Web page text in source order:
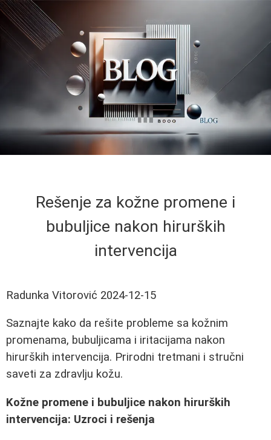
Rešenje za kožne promene i
bubuljice nakon hirurških
intervencija
Radunka Vitorović 2024-12-15
Saznajte kako da rešite probleme sa kožnim
promenama, bubuljicama i iritacijama nakon
hirurških intervencija. Prirodni tretmani i stručni
saveti za zdravlju kožu.
Kožne promene i bubuljice nakon hirurških
intervencija: Uzroci i rešenja